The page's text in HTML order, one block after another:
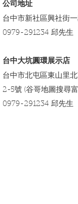
​公司地址
台中市新社區興社街
0979-291234 邱先生
台中大坑圓環展示店
台中市北屯區東山里
2-5號 (谷哥地圖搜尋
0979-291234 邱先生